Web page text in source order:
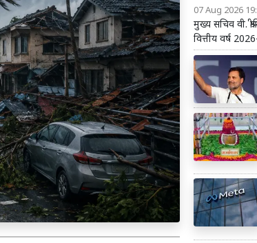
07 Aug 2026
मुख्य सचिव वी.
वित्तीय वर्ष